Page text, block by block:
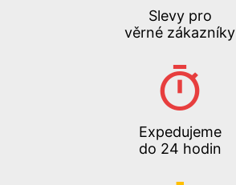
Slevy pro
věrné zákazníky
Expedujeme
do 24 hodin